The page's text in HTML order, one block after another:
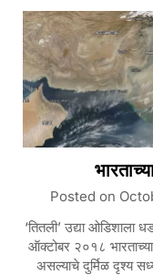
Posted on
‘तितली’ उद्या ओडिशाला
ऑक्टोबर २०१८
असल्याचे दुर्मिळ दृश्य